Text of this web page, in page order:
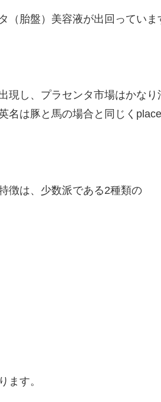
（胎盤）美容液が出回ってい
現し、プラセンタ市場はかな
名は豚と馬の場合と同じく
徴は、少数派である2種類の
ます。